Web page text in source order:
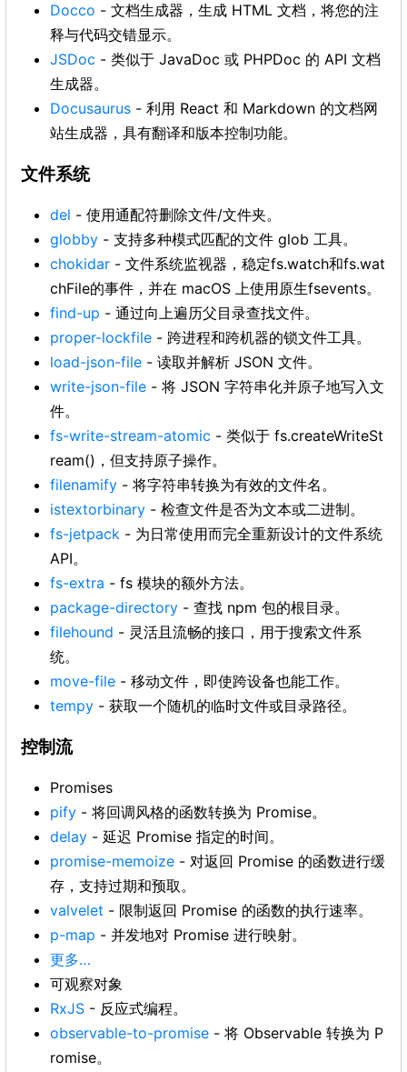
Docco - 文档生成器，生成 HTML 文档，将您的注
释与代码交错显示。
JSDoc - 类似于 JavaDoc 或 PHPDoc 的 API 文档
生成器。
Docusaurus - 利用 React 和 Markdown 的文档网
站生成器，具有翻译和版本控制功能。
文件系统
del - 使用通配符删除文件/文件夹。
globby - 支持多种模式匹配的文件 glob 工具。
chokidar - 文件系统监视器，稳定fs.watch和fs.wat
chFile的事件，并在 macOS 上使用原生fsevents。
find-up - 通过向上遍历父目录查找文件。
proper-lockfile - 跨进程和跨机器的锁文件工具。
load-json-file - 读取并解析 JSON 文件。
write-json-file - 将 JSON 字符串化并原子地写入文
件。
fs-write-stream-atomic - 类似于 fs.createWriteSt
ream()，但支持原子操作。
filenamify - 将字符串转换为有效的文件名。
istextorbinary - 检查文件是否为文本或二进制。
fs-jetpack - 为日常使用而完全重新设计的文件系统
API。
fs-extra - fs 模块的额外方法。
package-directory - 查找 npm 包的根目录。
filehound - 灵活且流畅的接口，用于搜索文件系
统。
move-file - 移动文件，即使跨设备也能工作。
tempy - 获取一个随机的临时文件或目录路径。
控制流
Promises
pify - 将回调风格的函数转换为 Promise。
delay - 延迟 Promise 指定的时间。
promise-memoize - 对返回 Promise 的函数进行缓
存，支持过期和预取。
valvelet - 限制返回 Promise 的函数的执行速率。
p-map - 并发地对 Promise 进行映射。
更多…
可观察对象
RxJS - 反应式编程。
observable-to-promise - 将 Observable 转换为 P
romise。